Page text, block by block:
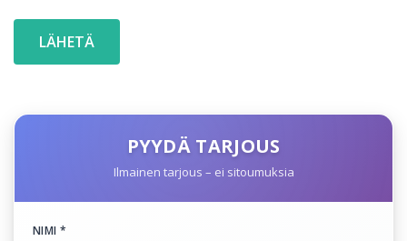
PYYDÄ TARJOUS
Ilmainen tarjous – ei sitoumuksia
NIMI *